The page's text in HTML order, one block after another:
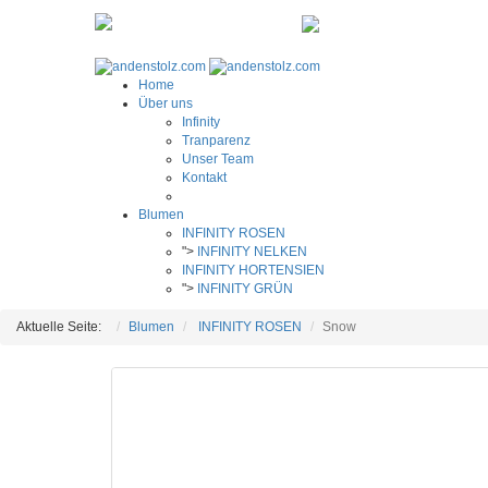
Home
Über uns
Infinity
Tranparenz
Unser Team
Kontakt
Blumen
INFINITY ROSEN
"> INFINITY NELKEN
INFINITY HORTENSIEN
"> INFINITY GRÜN
Aktuelle Seite: Blumen INFINITY ROSEN Snow